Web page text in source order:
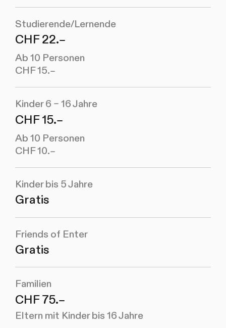
Studierende/Lernende
CHF 22.–
Ab 10 Personen
CHF 15.–
Kinder 6 – 16 Jahre
CHF 15.–
Ab 10 Personen
CHF 10.–
Kinder bis 5 Jahre
Gratis
Friends of Enter
Gratis
Familien
CHF 75.–
Eltern mit Kinder bis 16 Jahre